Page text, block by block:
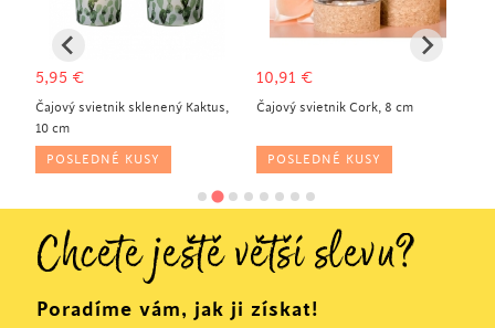
5,95 €
Čajový svietnik sklenený Kaktus,
10 cm
POSLEDNÉ KUSY
10,91 €
Čajový svietnik Cork, 8 cm
POSLEDNÉ KUSY
Chcete ještě větší slevu?
Poradíme vám, jak ji získat!